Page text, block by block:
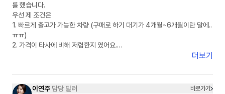
를 했습니다.
우선 제 조건은
1. 빠르게 출고가 가능한 차량 (구매로 하기 대기가 4개월~6개월이란 말에..
ㅠㅠ)
2. 가격이 타사에 비해 저렴한지 였어요.
정말 운 좋게 차살때에 이연주 매니저님과 연결 되었고, 타사는 봇(bot) 계
정으로 응대 하는거 같았습니다.
더보기
이연주 담당 딜러 바로가기